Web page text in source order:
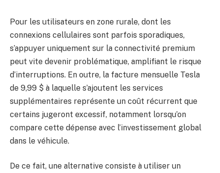
Pour les utilisateurs en zone rurale, dont les
connexions cellulaires sont parfois sporadiques,
s’appuyer uniquement sur la connectivité premium
peut vite devenir problématique, amplifiant le risque
d’interruptions. En outre, la facture mensuelle Tesla
de 9,99 $ à laquelle s’ajoutent les services
supplémentaires représente un coût récurrent que
certains jugeront excessif, notamment lorsqu’on
compare cette dépense avec l’investissement global
dans le véhicule.
De ce fait, une alternative consiste à utiliser un